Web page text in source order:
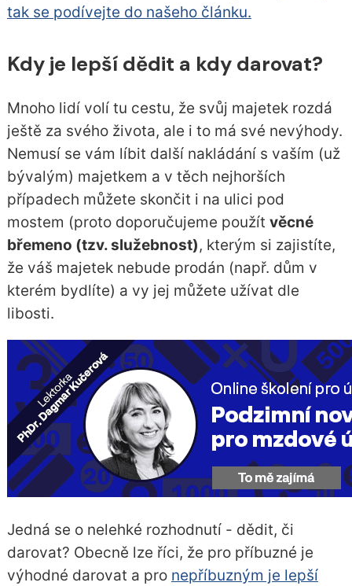
tak se podívejte do našeho článku.
Kdy je lepší dědit a kdy darovat?
Mnoho lidí volí tu cestu, že svůj majetek rozdá
ještě za svého života, ale i to má své nevýhody.
Nemusí se vám líbit další nakládání s vaším (už
bývalým) majetkem a v těch nejhorších
případech můžete skončit i na ulici pod
mostem (proto doporučujeme použít věcné
břemeno (tzv. služebnost), kterým si zajistíte,
že váš majetek nebude prodán (např. dům v
kterém bydlíte) a vy jej můžete užívat dle
libosti.
Jedná se o nelehké rozhodnutí - dědit, či
darovat? Obecně lze říci, že pro příbuzné je
výhodné darovat a pro nepříbuzným je lepší